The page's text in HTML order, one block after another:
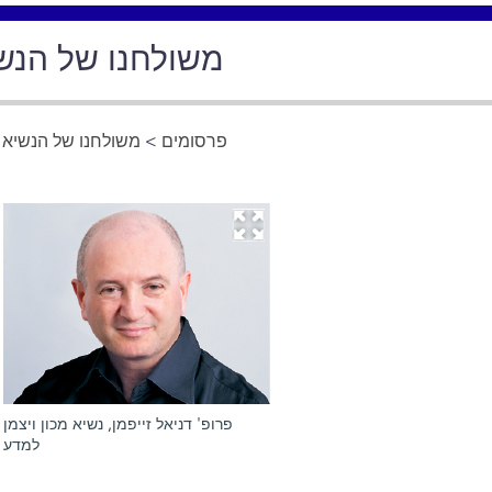
משולחנו של
פרסומים > משולחנו של הנשיא
פרופ' דניאל זייפמן, נשיא מכון ויצמן
למדע